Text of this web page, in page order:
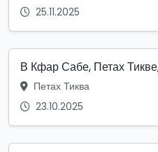
25.11.2025
В Кфар Сабе, Петах
Петах Тиква
23.10.2025